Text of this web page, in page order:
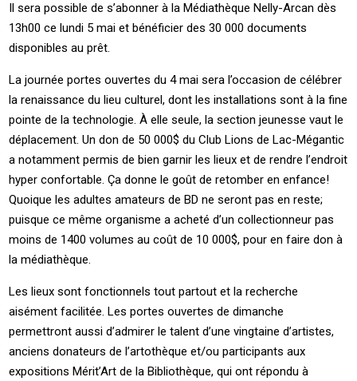
Il sera possible de s’abonner à la Médiathèque Nelly-Arcan dès
13h00 ce lundi 5 mai et bénéficier des 30 000 documents
disponibles au prêt.
La journée portes ouvertes du 4 mai sera l’occasion de célébrer
la renaissance du lieu culturel, dont les installations sont à la fine
pointe de la technologie. À elle seule, la section jeunesse vaut le
déplacement. Un don de 50 000$ du Club Lions de Lac-Mégantic
a notamment permis de bien garnir les lieux et de rendre l’endroit
hyper confortable. Ça donne le goût de retomber en enfance!
Quoique les adultes amateurs de BD ne seront pas en reste;
puisque ce même organisme a acheté d’un collectionneur pas
moins de 1400 volumes au coût de 10 000$, pour en faire don à
la médiathèque.
Les lieux sont fonctionnels tout partout et la recherche
aisément facilitée. Les portes ouvertes de dimanche
permettront aussi d’admirer le talent d’une vingtaine d’artistes,
anciens donateurs de l’artothèque et/ou participants aux
expositions Mérit’Art de la Bibliothèque, qui ont répondu à